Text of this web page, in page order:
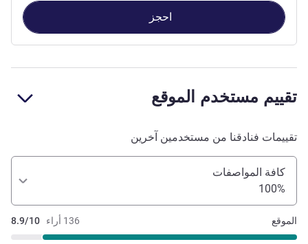
احجز
تقييم مستخدم الموقع
تقييمات فنادقنا من مستخدمين آخرين
كافة المواصفات
100%
136 أراء 8.9/10 الموقع